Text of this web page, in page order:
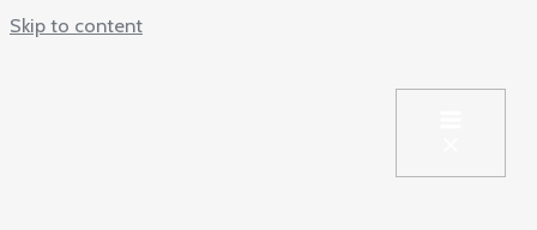
Skip to content